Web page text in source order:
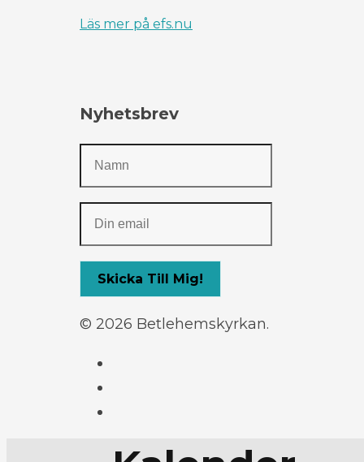
Läs mer på efs.nu
Nyhetsbrev
© 2026 Betlehemskyrkan.